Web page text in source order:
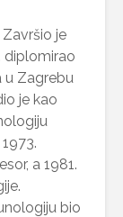
Završio je
diplomirao
u Zagrebu
je kao
a 1981.
bio